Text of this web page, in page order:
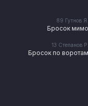
89 Гутнов Я.
Бросок мимо
13 Степанов Р.
Бросок по воротам